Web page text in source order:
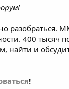
разобраться.
400 тысяч
найти и
!